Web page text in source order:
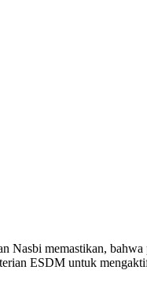
Nasbi memastikan,
ESDM untuk